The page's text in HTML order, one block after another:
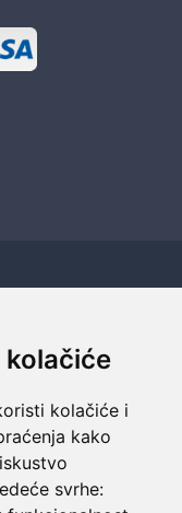
kolačiće i
kako
svrhe: